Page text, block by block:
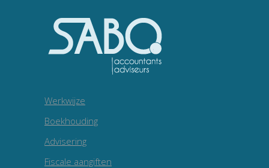
Werkwijze
Boekhouding
Advisering
Fiscale aangiften